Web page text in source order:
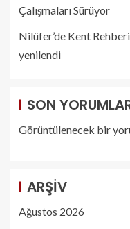
Çalışmaları Sürüyor
Nilüfer’de Kent
yenilendi
SON
Görüntülenecek bir
ARŞIV
Ağustos 2026